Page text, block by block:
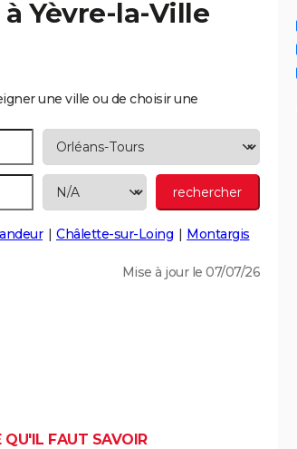
Yèvre-la-Ville
une ville ou de choisir une
Châlette-sur-Loing Montargis
Mise à jour le 07/07/26
QU'IL FAUT SAVOIR